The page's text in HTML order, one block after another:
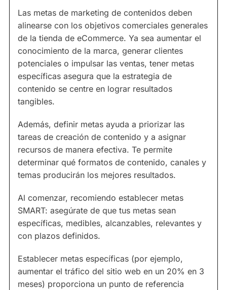
Las metas de marketing de contenidos deben
alinearse con los objetivos comerciales generales
de la tienda de eCommerce. Ya sea aumentar el
conocimiento de la marca, generar clientes
potenciales o impulsar las ventas, tener metas
específicas asegura que la estrategia de
contenido se centre en lograr resultados
tangibles.
Además, definir metas ayuda a priorizar las
tareas de creación de contenido y a asignar
recursos de manera efectiva. Te permite
determinar qué formatos de contenido, canales y
temas producirán los mejores resultados.
Al comenzar, recomiendo establecer metas
SMART: asegúrate de que tus metas sean
específicas, medibles, alcanzables, relevantes y
con plazos definidos.
Establecer metas específicas (por ejemplo,
aumentar el tráfico del sitio web en un 20% en 3
meses) proporciona un punto de referencia